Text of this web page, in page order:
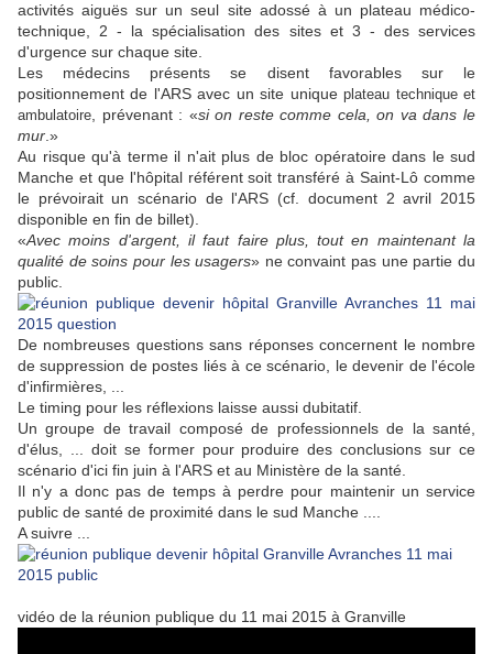
activités aiguës sur un seul site adossé à un plateau médico-
technique, 2 - la spécialisation des sites et 3 - des services
d'urgence sur chaque site.
Les médecins présents se disent favorables sur le
positionnement de l'ARS avec un site uniqueplateau technique et
ambulatoire , prévenant : «si on reste comme cela, on va dans le
mur .»
Au risque qu'à terme il n'ait plus de bloc opératoire dans le sud
Manche et que l'hôpital référent soit transféré à Saint-Lô comme
le prévoirait un scénario de l'ARS (cf. document 2 avril 2015
disponible en fin de billet).
«Avec moins d'argent, il faut faire plus, tout en maintenant la
qualité de soins pour les usagers» ne convaint pas une partie du
public.
De nombreuses questions sans réponses concernent le nombre
de suppression de postes liés à ce scénario, le devenir de l'école
d'infirmières, ...
Le timing pour les réflexions laisse aussi dubitatif.
Un groupe de travail composé de professionnels de la santé,
d'élus, ... doit se former pour produire des conclusions sur ce
scénario d'ici fin juin à l'ARS et au Ministère de la santé.
Il n'y a donc pas de temps à perdre pour maintenir un service
public de santé de proximité dans le sud Manche ....
A suivre ...
vidéo de la réunion publique du 11 mai 2015 à Granville